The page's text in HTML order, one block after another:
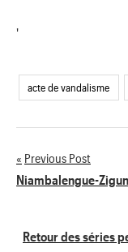
'
acte de vandalisme
Navigation
l’article
Previous Post
Niambalengue-
Retour des séries